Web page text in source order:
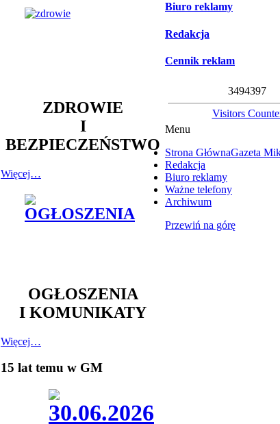
ZDROWIE
I
BEZPIECZEŃSTWO
Więcej…
OGŁOSZENIA
I KOMUNIKATY
Więcej…
15 lat temu w GM
Biuro reklamy
Redakcja
Cennik reklam
3494397
Visitors
Menu
Strona GłównaGazeta
Redakcja
Biuro reklamy
Ważne telefony
Archiwum
Przewiń na górę